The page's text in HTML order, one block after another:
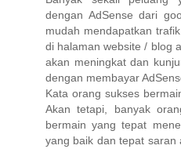
dengan AdSense dari
mudah mendapatkan
di halaman website / blog
akan meningkat dan
dengan membayar
Kata orang sukses
Akan tetapi, banyak
bermain yang tepat
yang baik dan tepat